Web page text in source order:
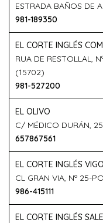
ESTRADA BAÑOS DE
981-189350
EL CORTE INGLÉS
RUA DE RESTOLLAL,
(15702)
981-527200
EL OLIVO
C/ MÉDICO DURÁN,
657867561
EL CORTE INGLÉS VIGO
CL GRAN VIA, Nº 25-
986-415111
EL CORTE INGLÉS